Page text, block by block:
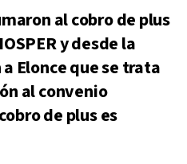
al cobro de plus
y desde la
Elonce que se trata
al convenio
de plus es